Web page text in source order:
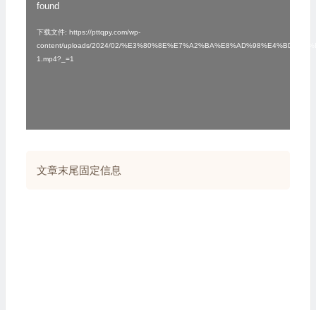
found
下载文件: https://pttqpy.com/wp-
content/uploads/2024/02/
1.mp4?_=1
文章末尾固定信息